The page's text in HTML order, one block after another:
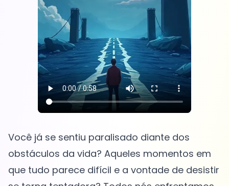
Você já se sentiu paralisado diante dos
obstáculos da vida? Aqueles momentos em
que tudo parece difícil e a vontade de desistir